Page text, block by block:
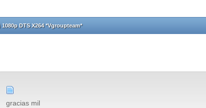
DTS X264 *Vgroupteam*
gracias mil